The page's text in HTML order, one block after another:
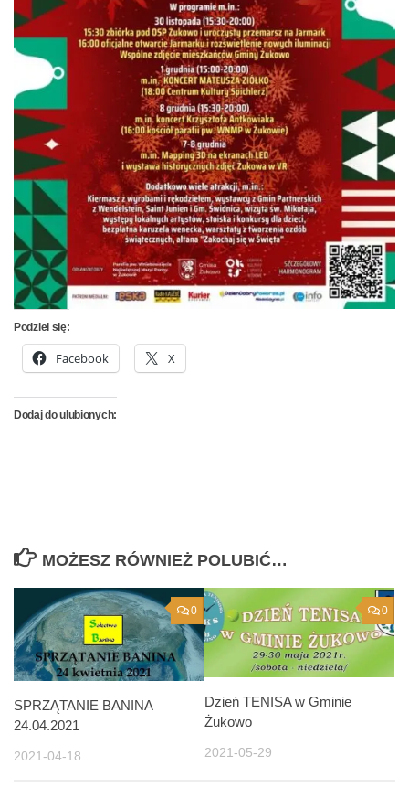
Podziel się:
Facebook X
Dodaj do ulubionych:
MOŻESZ RÓWNIEŻ POLUBIĆ…
0
SPRZĄTANIE BANINA
24.04.2021
2021-04-18
0
Dzień TENISA w Gminie
Żukowo
2021-05-29